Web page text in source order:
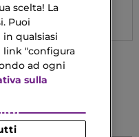
37,24 €
Guerlain
scelta! La
Puoi
qualsiasi
link "configura
ad ogni
sulla